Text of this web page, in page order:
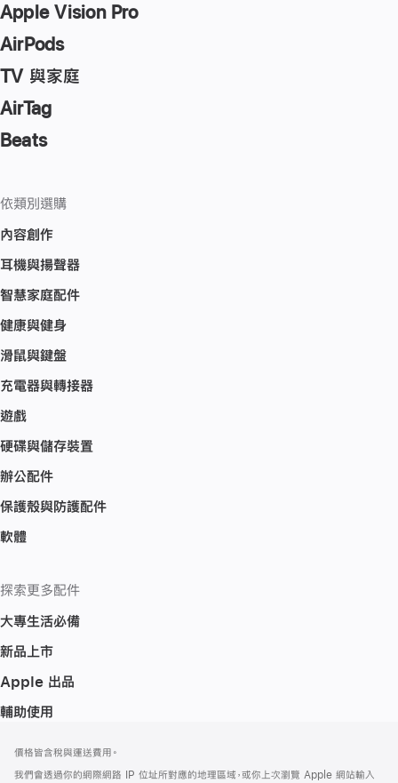
Apple Vision Pro
AirPods
TV 與家庭
AirTag
Beats
依類別選購
內容創作
耳機與揚聲器
智慧家庭配件
健康與健身
滑鼠與鍵盤
充電器與轉接器
遊戲
硬碟與儲存裝置
辦公配件
保護殼與防護配件
軟體
探索更多配件
大專生活必備
新品上市
Apple 出品
輔助使用
腳
腳
價格皆含稅與運送費用。
我們會透過你的網際網路 IP 位址所對應的地理區域，或你上次瀏覽 Apple 網站輸入